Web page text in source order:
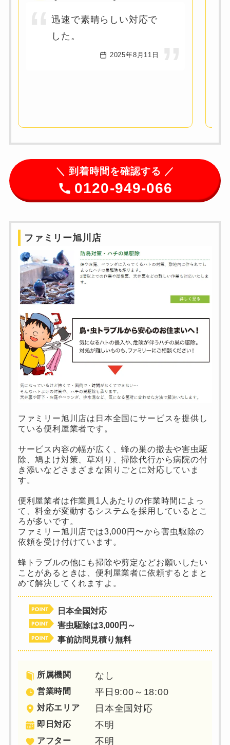
迅速で素晴らしい対応で
した。
2025年8月11日
＼ 到着時間を確認する ／
0120-949-066
ファミリー旭川店
ファミリー旭川店は日本全国にサービスを提供し
ている便利屋業者です。
サービス内容の幅が広く、蜂の巣の撤去や害虫駆
除、鳩よけ対策、草刈り、掃除代行から病院の付
き添いなどさまざまな困りごとに対応していま
す。
便利屋業者は作業員1人あたりの作業時間によっ
て、料金が変動するシステムを採用しているとこ
ろが多いです。
ファミリー旭川店では3,000円〜から害虫駆除の
依頼を受け付けています。
蜂トラブルの他にも掃除や剪定などお願いしたい
ことがあるときは、便利屋業者に依頼するとまと
めて解決してくれますよ。
日本全国対応
害虫駆除は3,000円～
事前訪問見積り無料
所属機関 なし
営業時間 平日9:00～18:00
対応エリア 日本全国対応
即日対応 不明
アフター 不明